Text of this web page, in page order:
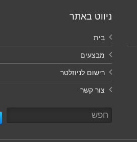
ניווט באתר
בית
מבצעים
רישום לניוזלטר
צור קשר